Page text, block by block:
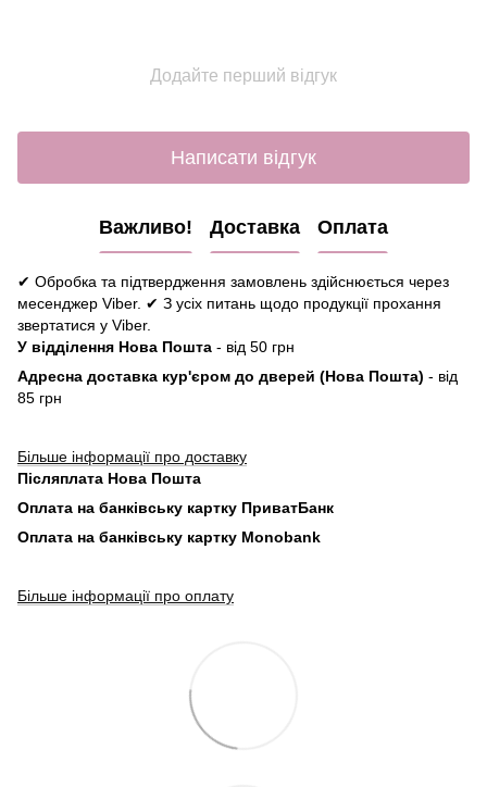
Додайте перший відгук
Написати відгук
Важливо! Доставка Оплата
✔ Обробка та підтвердження замовлень здійснюється через
месенджер Viber. ✔ З усіх питань щодо продукції прохання
звертатися у Viber.
У відділення Нова Пошта - від 50 грн
Адресна доставка кур'єром до дверей (Нова Пошта) - від
85 грн
Більше інформації про доставку
Післяплата Нова Пошта
Оплата на банківську картку ПриватБанк
Оплата на банківську картку Monobank
Більше інформації про оплату